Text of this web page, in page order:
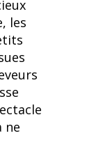
les
ne